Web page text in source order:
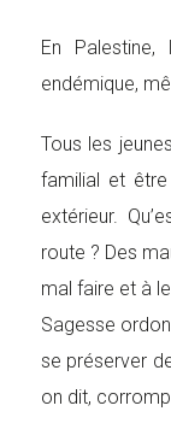
En
endémique,
Tous les
familial et
extérieur.
route ? Des
mal faire et à
Sagesse
se préserver
on dit,